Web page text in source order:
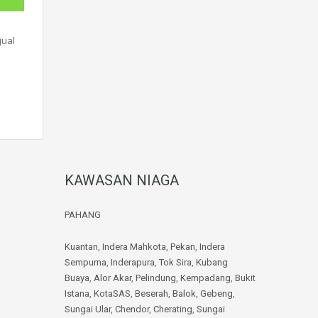
KAWASAN NIAGA
PAHANG
Kuantan, Indera Mahkota, Pekan, Indera
Sempurna, Inderapura, Tok Sira, Kubang
Buaya, Alor Akar, Pelindung, Kempadang, Bukit
Istana, KotaSAS, Beserah, Balok, Gebeng,
Sungai Ular, Chendor, Cherating, Sungai